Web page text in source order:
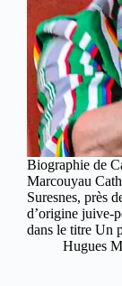
Biographie de
Marcouyau
Suresnes, près
d’origine juive-
dans le titre Un
Hugues